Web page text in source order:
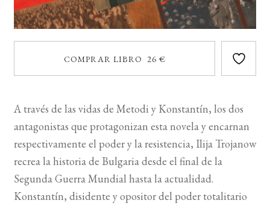
COMPRAR LIBRO 26 €
A través de las vidas de Metodi y Konstantín, los dos
antagonistas que protagonizan esta novela y encarnan
respectivamente el poder y la resistencia, Ilija Trojanow
recrea la historia de Bulgaria desde el final de la
Segunda Guerra Mundial hasta la actualidad.
Konstantín, disidente y opositor del poder totalitario